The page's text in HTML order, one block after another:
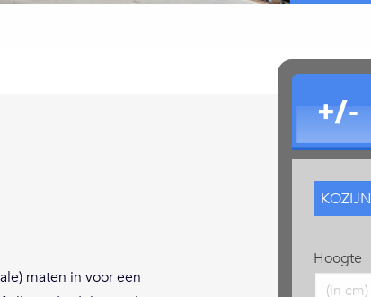
maten in voor een
+/-
Hoogte